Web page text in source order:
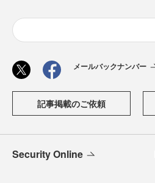
メールバックナンバー
記事掲載のご依頼
Security Online